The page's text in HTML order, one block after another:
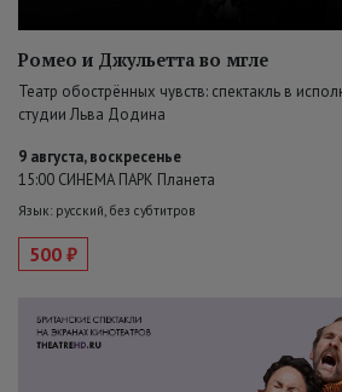
Ромео и Джульетта во мгле
Театр обострённых чувств: спектакль в
студии Льва Додина
9 августа, воскресенье
15:00 СИНЕМА ПАРК Планета
Язык: русский, без субтитров
500 ₽